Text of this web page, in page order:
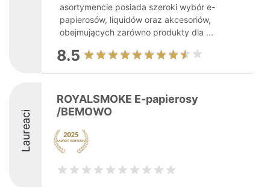
asortymencie posiada szeroki wybór e-
papierosów, liquidów oraz akcesoriów,
obejmujących zarówno produkty dla ...
8.5
Laureaci
ROYALSMOKE E-papierosy
/BEMOWO